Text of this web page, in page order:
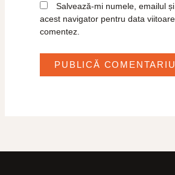
Salvează-mi numele, emailul
acest navigator pentru data
comentez.